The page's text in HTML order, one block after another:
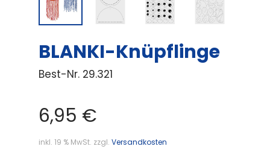
BLANKI-Knüpflinge
Best-Nr. 29.321
6,95 €
inkl. 19 % MwSt. zzgl. Versandkosten